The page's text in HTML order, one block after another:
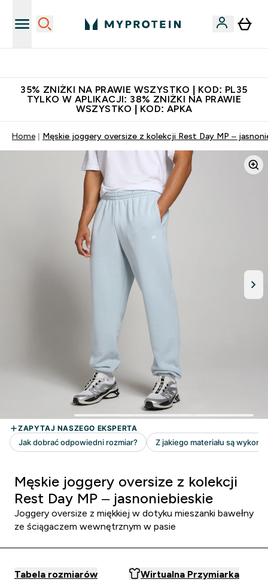
35% ZNIŻKI NA PRAWIE WSZYSTKO | KOD: PL35
TYLKO W APLIKACJI: 38% ZNIŻKI NA PRAWIE
WSZYSTKO | KOD: APKA
Home Męskie joggery oversize z kolekcji Rest Day MP –
Męskie joggery oversize z kolekcji
Rest Day MP – jasnoniebieskie
Joggery oversize z miękkiej w dotyku mieszanki bawełny
ze ściągaczem wewnętrznym w pasie
Tabela rozmiarów Wirtualna Przymiarka